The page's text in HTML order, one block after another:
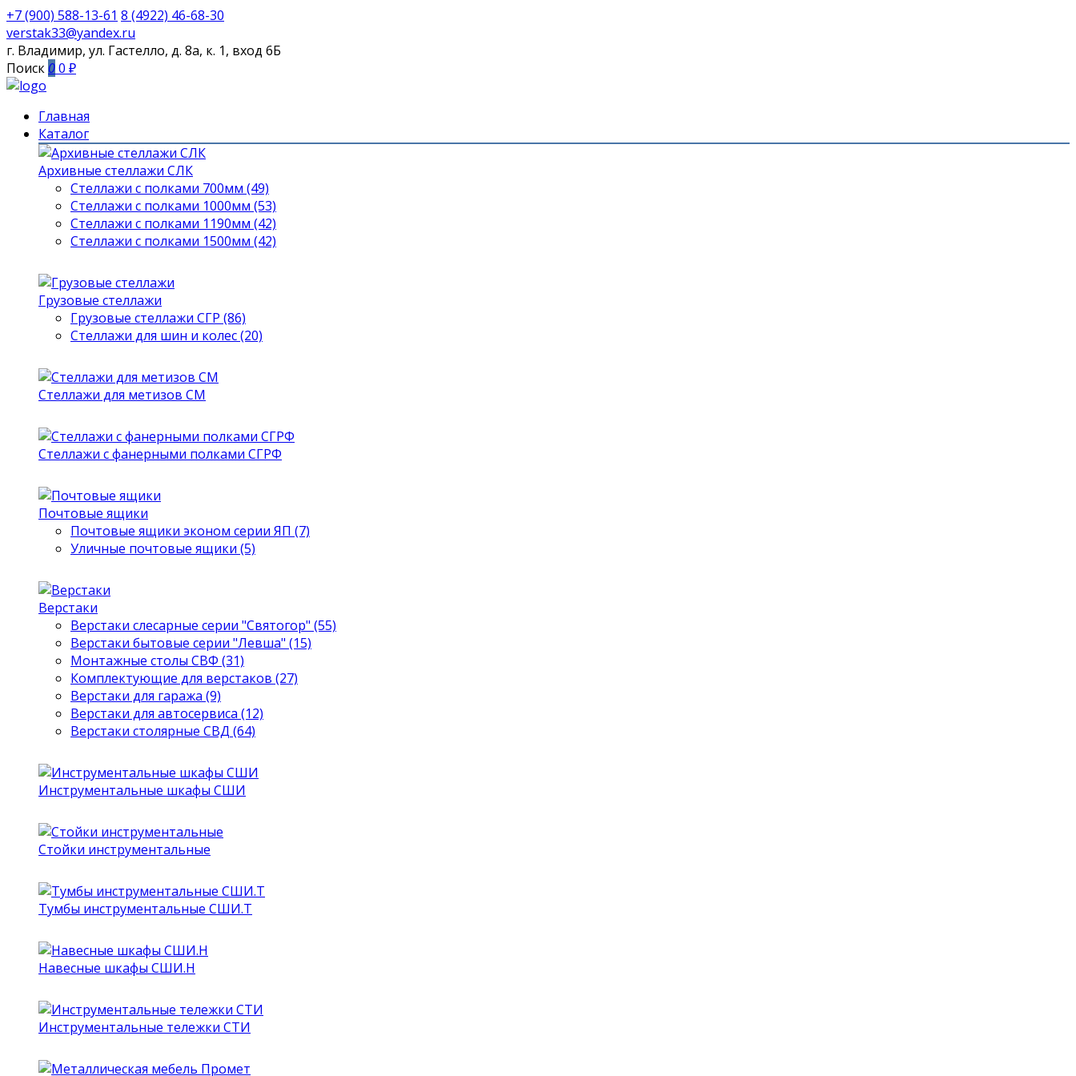
+7 (900) 588-13-61 8 (4922) 46-68-30
verstak33@yandex.ru
г. Владимир, ул. Гастелло, д. 8а, к. 1, вход 6Б
Поиск 00 ₽
Главная
Каталог
Архивные стеллажи СЛК
Стеллажи с полками 700мм (49)
Стеллажи с полками 1000мм (53)
Стеллажи с полками 1190мм (42)
Стеллажи с полками 1500мм (42)
Грузовые стеллажи
Грузовые стеллажи СГР (86)
Стеллажи для шин и колес (20)
Стеллажи для метизов СМ
Стеллажи с фанерными полками СГРФ
Почтовые ящики
Почтовые ящики эконом серии ЯП (7)
Уличные почтовые ящики (5)
Верстаки
Верстаки слесарные серии "Святогор" (55)
Верстаки бытовые серии "Левша" (15)
Монтажные столы СВФ (31)
Комплектующие для верстаков (27)
Верстаки для гаража (9)
Верстаки для автосервиса (12)
Верстаки столярные СВД (64)
Инструментальные шкафы СШИ
Стойки инструментальные
Тумбы инструментальные СШИ.Т
Навесные шкафы СШИ.Н
Инструментальные тележки СТИ